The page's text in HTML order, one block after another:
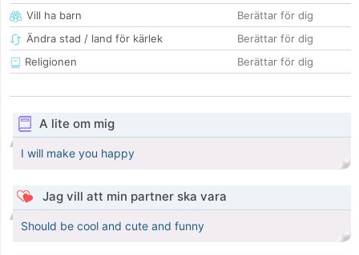
Vill ha barn
Berättar för dig
Ändra stad / land för kärlek
Berättar för dig
Religionen
Berättar för dig
A lite om mig
I will make you happy
Jag vill att min partner ska vara
Should be cool and cute and funny